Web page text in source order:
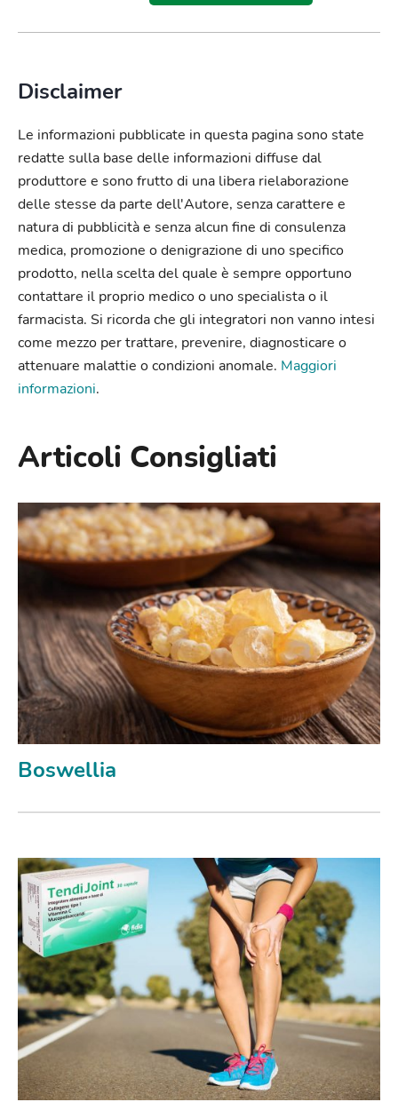
Disclaimer
Le informazioni pubblicate in questa pagina sono state
redatte sulla base delle informazioni diffuse dal
produttore e sono frutto di una libera rielaborazione
delle stesse da parte dell'Autore, senza carattere e
natura di pubblicità e senza alcun fine di consulenza
medica, promozione o denigrazione di uno specifico
prodotto, nella scelta del quale è sempre opportuno
contattare il proprio medico o uno specialista o il
farmacista. Si ricorda che gli integratori non vanno intesi
come mezzo per trattare, prevenire, diagnosticare o
attenuare malattie o condizioni anomale. Maggiori
informazioni.
Articoli Consigliati
Boswellia